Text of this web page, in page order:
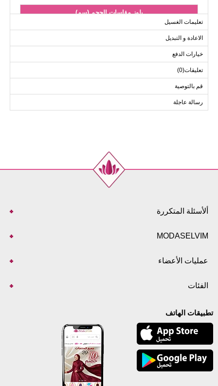
بلوز مقاسات الحجم (سم)
الحجم
38
40
42
104
100
88
44
108
104
88
46
48
تعليمات الغسيل
الاعادة و التبديل
خيارات الدفع
تعليقات(0)
قم بالتوصية
رسالة عاجلة
ألأسئلة المتكررة
MODASELVIM
عمليات الأعضاء
الفئات
تطبيقات الهاتف